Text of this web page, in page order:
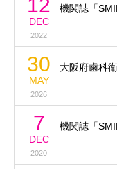
12
DEC
2022
機関誌「
30
MAY
2026
大阪府歯科
7
DEC
2020
機関誌「